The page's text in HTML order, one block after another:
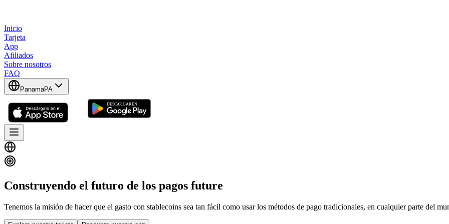
Inicio
Tarjeta
App
Afiliados
Sobre nosotros
FAQ
PanamaPA
Construyendo el futuro de los pagos future
Tenemos la misión de hacer que el gasto con stablecoins sea tan fácil como usar los métodos de pago tradicionales, en cualquier parte del